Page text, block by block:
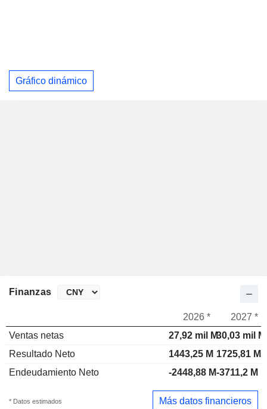
Gráfico dinámico
Finanzas
2026 *
2027 *
Ventas netas
27,92 mil M30,03 mil M
Resultado Neto
1443,25 M 1725,81 M
Endeudamiento Neto
-2448,88 M-3711,2 M
* Datos estimados Más datos financieros